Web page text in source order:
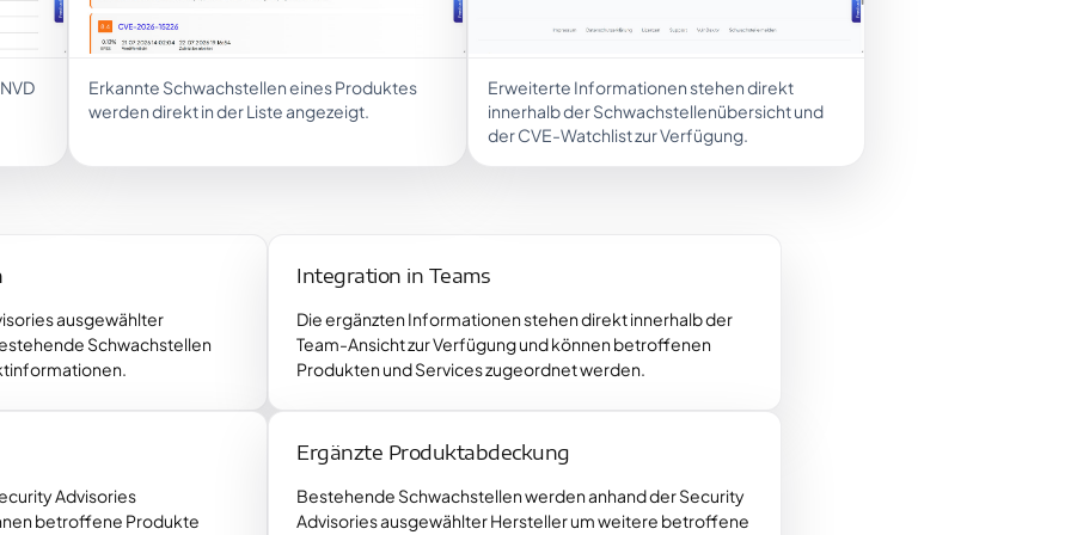
Erkannte Schwachstellen eines Produktes
werden direkt in der Liste angezeigt.
Erweiterte Informationen stehen direkt
innerhalb der Schwachstellenübersicht und
der CVE-Watchlist zur Verfügung.
ausgewählter
Schwachstellen
Integration in Teams
Die ergänzten Informationen stehen direkt innerhalb der
Team-Ansicht zur Verfügung und können betroffenen
Produkten und Services zugeordnet werden.
Advisories
betroffene Produkte
Ergänzte Produktabdeckung
Bestehende Schwachstellen werden anhand der Security
Advisories ausgewählter Hersteller um weitere betroffene